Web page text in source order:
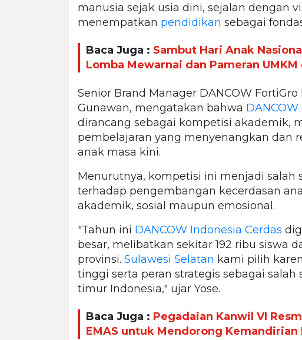
manusia sejak usia dini, sejalan dengan
menempatkan pendidikan sebagai
Baca Juga : Sambut Hari Anak
Lomba Mewarnai dan Pameran UMKM
Senior Brand Manager DANCOW FortiGro
Gunawan, mengatakan bahwa
dirancang sebagai kompetisi akademik,
pembelajaran yang menyenangkan dan
anak masa kini.
Menurutnya, kompetisi ini menjadi salah
terhadap pengembangan kecerdasan
akademik, sosial maupun emosional.
"Tahun ini DANCOW Indonesia Cerdas
besar, melibatkan sekitar 192 ribu siswa
provinsi. Sulawesi Selatan kami pilih
tinggi serta peran strategis sebagai salah
timur Indonesia," ujar Yose.
Baca Juga : Pegadaian Kanwil VI
EMAS untuk Mendorong